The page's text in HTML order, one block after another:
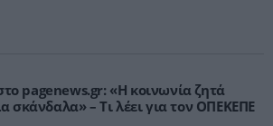
pagenews.gr: «Η κοινωνία ζητά
σκάνδαλα» – Τι λέει για τον ΟΠΕΚΕΠΕ